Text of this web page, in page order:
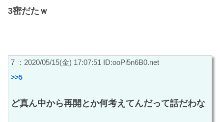
3密だたｗ
7 ：2020/05/15(金) 17:07:51 ID:ooPi5n6B0.net
>>5
ど真ん中から再開とか何考えてんだって話だわな